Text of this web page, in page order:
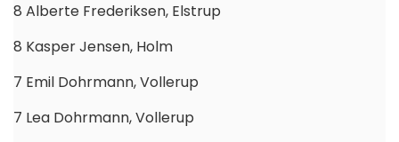
8 Alberte Frederiksen, Elstrup
8 Kasper Jensen, Holm
7 Emil Dohrmann, Vollerup
7 Lea Dohrmann, Vollerup